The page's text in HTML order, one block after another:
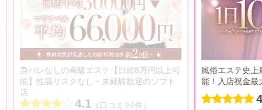
以上可
フト
風俗エステ史上最高給与☆1日10万円以上可
能！入店祝金最大30万円キャンペーン中！
（口コミ
キスな
安心の
店♡